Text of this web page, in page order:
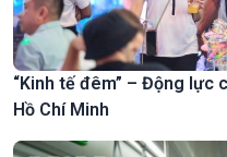
“Kinh tế đêm” – Động lực
Hồ Chí Minh